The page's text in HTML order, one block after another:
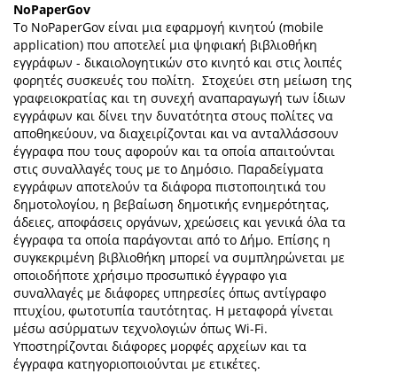
NoPaperGov
Το NoPaperGov είναι μια εφαρμογή κινητού (mobile
application) που αποτελεί μια ψηφιακή βιβλιοθήκη
εγγράφων - δικαιολογητικών στο κινητό και στις λοιπές
φορητές συσκευές του πολίτη. Στοχεύει στη μείωση της
γραφειοκρατίας και τη συνεχή αναπαραγωγή των ίδιων
εγγράφων και δίνει την δυνατότητα στους πολίτες να
αποθηκεύουν, να διαχειρίζονται και να ανταλλάσσουν
έγγραφα που τους αφορούν και τα οποία απαιτούνται
στις συναλλαγές τους με το Δημόσιο. Παραδείγματα
εγγράφων αποτελούν τα διάφορα πιστοποιητικά του
δημοτολογίου, η βεβαίωση δημοτικής ενημερότητας,
άδειες, αποφάσεις οργάνων, χρεώσεις και γενικά όλα τα
έγγραφα τα οποία παράγονται από το Δήμο. Επίσης η
συγκεκριμένη βιβλιοθήκη μπορεί να συμπληρώνεται με
οποιοδήποτε χρήσιμο προσωπικό έγγραφο για
συναλλαγές με διάφορες υπηρεσίες όπως αντίγραφο
πτυχίου, φωτοτυπία ταυτότητας. Η μεταφορά γίνεται
μέσω ασύρματων τεχνολογιών όπως Wi-Fi.
Υποστηρίζονται διάφορες μορφές αρχείων και τα
έγγραφα κατηγοριοποιούνται με ετικέτες.